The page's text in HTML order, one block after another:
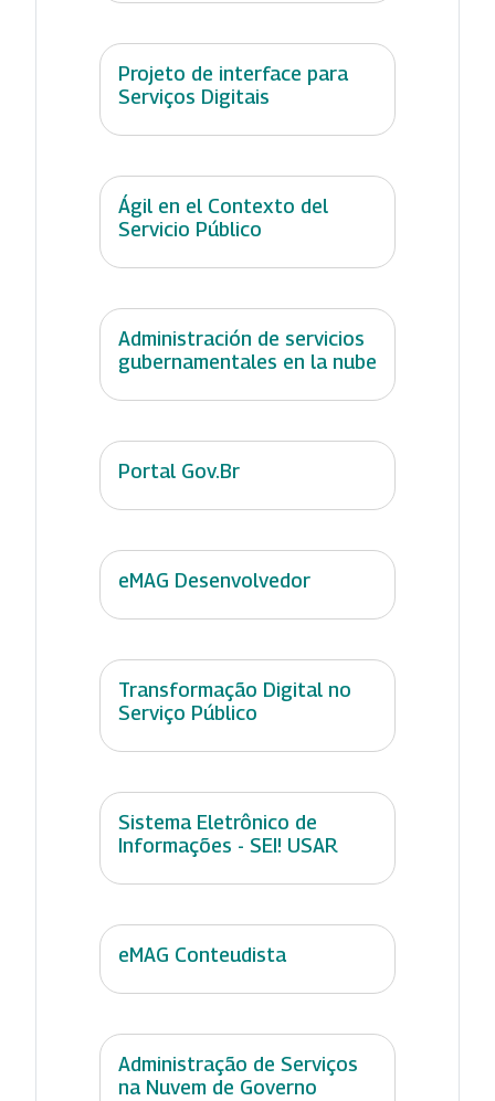
Projeto de interface para
Serviços Digitais
Ágil en el Contexto del
Servicio Público
Administración de servicios
gubernamentales en la nube
Portal Gov.Br
eMAG Desenvolvedor
Transformação Digital no
Serviço Público
Sistema Eletrônico de
Informações - SEI! USAR
eMAG Conteudista
Administração de Serviços
na Nuvem de Governo